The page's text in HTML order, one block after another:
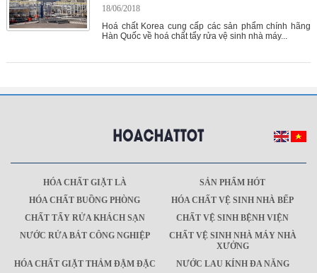
18/06/2018
Hoá chất Korea cung cấp các sản phẩm chính hãng
Hàn Quốc về hoá chất tẩy rửa vệ sinh nhà máy...
HÓA CHẤT GIẶT LÀ
SẢN PHẨM HÓT
HÓA CHẤT BUỒNG PHÒNG
HÓA CHẤT VỆ SINH NHÀ BẾP
CHẤT TẨY RỬA KHÁCH SẠN
CHẤT VỆ SINH BỆNH VIỆN
NƯỚC RỬA BÁT CÔNG NGHIỆP
CHẤT VỆ SINH NHÀ MÁY NHÀ
XƯỞNG
HÓA CHẤT GIẶT THẢM ĐẬM ĐẶC
NƯỚC LAU KÍNH ĐA NĂNG